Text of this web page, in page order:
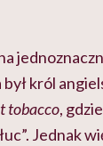
król
tobacco,
Jednak